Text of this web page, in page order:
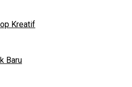
Kreatif
Baru